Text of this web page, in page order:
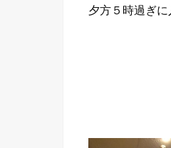
夕方５時過ぎ